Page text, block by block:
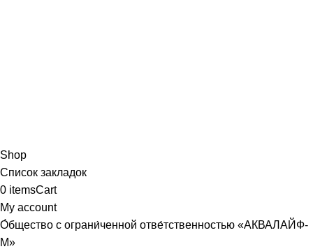
Shop
Список закладок
0 itemsCart
My account
О́бщество с ограни́ченной отве́тственностью «АКВАЛАЙФ-
М»